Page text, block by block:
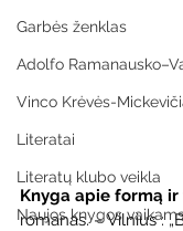
Garbės ženklas
Adolfo
Vinco Krėvės-
Literatai
Literatų klubo veikla
Naujos knygos
Knyga apie formą
romanas. – Vilnius :